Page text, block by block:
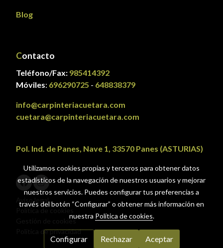
Blog
Contacto
Teléfono/Fax: 985414392
Móviles: 696290725 - 648838379
info@carpinteriacuetara.com
cuetara@carpinteriacuetara.com
Pol. Ind. de Panes, Nave 1, 33570 Panes (ASTURIAS)
Aviso legal
Gestión de cookies
Política de privacidad
Utilizamos cookies propias y terceros para obtener datos
estadísticos de la navegación de nuestros usuarios y mejorar
nuestros servicios. Puedes configurar tus preferencias a
través del botón “Configurar” o obtener más información en
nuestra Política de cookies.
Configurar Rechazar Aceptar